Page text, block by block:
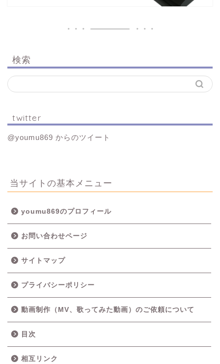
検索
twitter
@youmu869 からのツイート
当サイトの基本メニュー
youmu869のプロフィール
お問い合わせページ
サイトマップ
プライバシーポリシー
動画制作（MV、歌ってみた動画）のご依頼について
目次
相互リンク